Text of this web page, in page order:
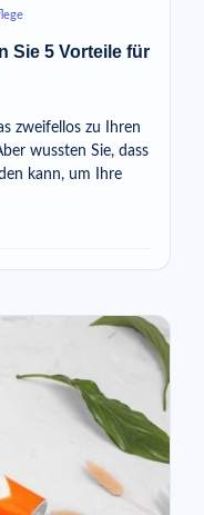
Sie 5 Vorteile für
zweifellos zu Ihren
wussten Sie, dass
kann, um Ihre